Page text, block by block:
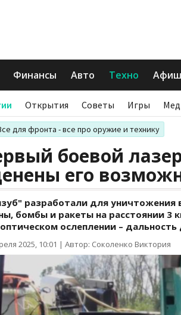
Финансы Авто Техно
Открытия Советы Игры
для фронта - все про оружие и технику
боевой
его
разработали для
бомбы и ракеты на расстоянии 3
ослеплении – дальность
2025, 10:01 | Автор: Соколенко Виктория